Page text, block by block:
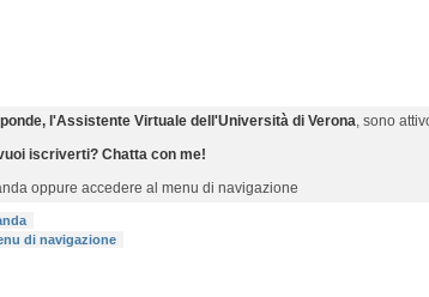
l'Assistente Virtuale dell'Università di Verona, sono
iscriverti? Chatta con me!
oppure accedere al menu di navigazione
di navigazione